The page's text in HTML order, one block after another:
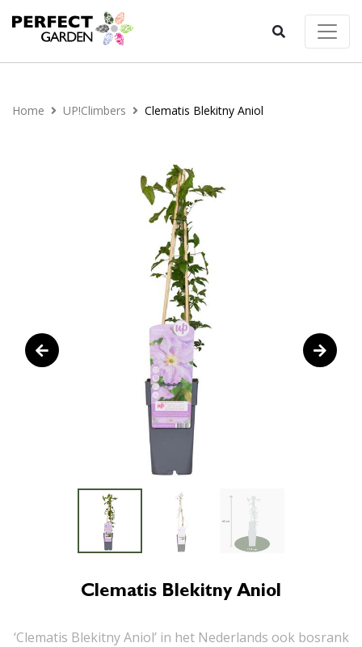
Home UP!Climbers Clematis Blekitny Aniol
Clematis Blekitny Aniol
‘Clematis Blekitny Aniol’ in het Nederlands ook bosrank